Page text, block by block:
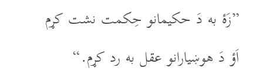
”زَۀ به دَ حکيمانو حِکمت نشت کړم
اَؤ دَ هوښيارانو عقل به رد کړم.“